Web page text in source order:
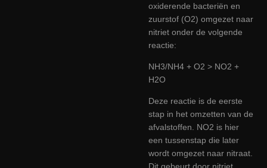
oxiderende bacteriën en
zuurstof (O2) omgezet naar
nitriet onder de volgende
reactie:
NH3/NH4 + O2 > NO2 +
H2O
Deze reactie is de eerste
stap in het omzetten van de
afvalstoffen. NO2 is hier
een tussenstap die later
wordt omgezet naar nitraat.
Dit gebeurt door nitriet